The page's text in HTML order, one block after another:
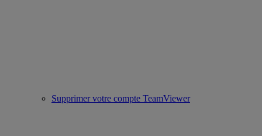
Supprimer votre compte TeamViewer